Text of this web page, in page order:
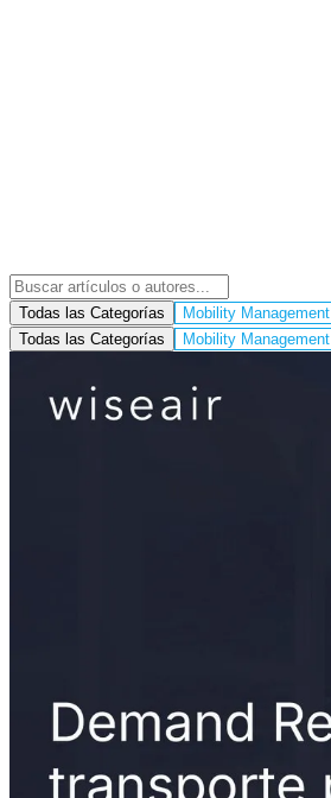
Todas las Categorías Mobility Management
Todas las Categorías
Mobility Management